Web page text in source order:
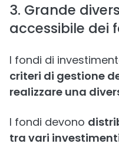
3. Grande
accessibile dei
I fondi di
criteri di gestione
realizzare una
I fondi devono
tra vari